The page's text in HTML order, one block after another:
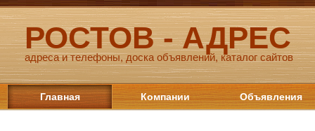
РОСТОВ - АДРЕС
адреса и телефоны, доска объявлений, каталог сайтов
Главная Компании Объявления